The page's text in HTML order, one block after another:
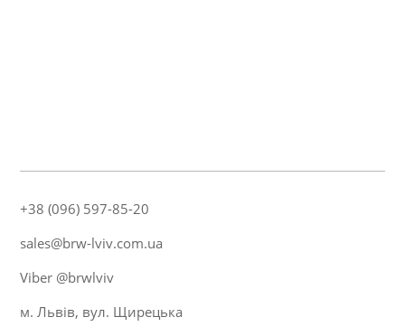
+38 (096) 597-85-20
sales@brw-lviv.com.ua
Viber @brwlviv
м. Львів, вул. Щирецька